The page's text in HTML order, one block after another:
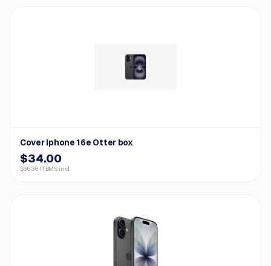
Cover iphone 16e Otter box
$34.00
$36.38 ITBMS incl.